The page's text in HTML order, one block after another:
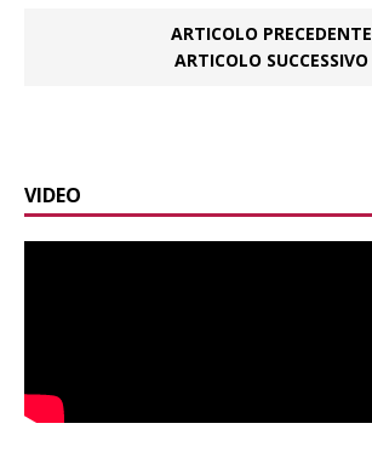
ARTICOLO PRECEDENTE
ARTICOLO SUCCESSIVO
VIDEO